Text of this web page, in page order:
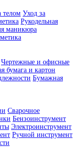
телом Уход за
Рукодельная
маникюра
Чертежные и офисные
бумага и картон
Бумажная
Сварочное
Бензоинструмент
Электроинструмент
Ручной инструмент